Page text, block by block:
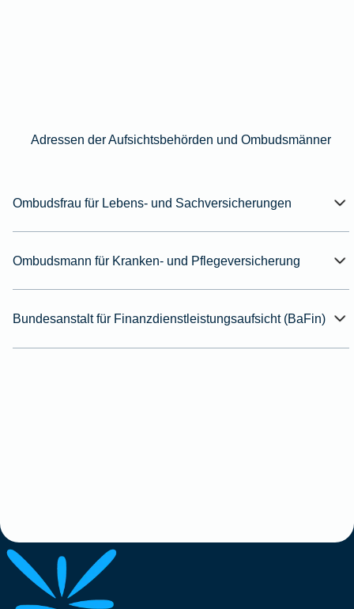
Adressen der Aufsichtsbehörden und Ombudsmänner
Ombudsfrau für Lebens- und Sachversicherungen
Ombudsmann für Kranken- und Pflegeversicherung
Bundesanstalt für Finanzdienstleistungsaufsicht (BaFin)